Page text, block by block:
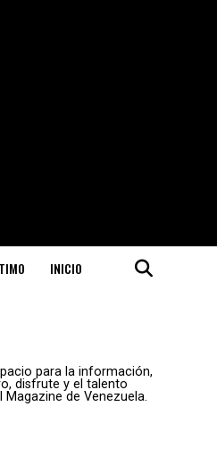
INICIO
para la información,
disfrute y el talento
de Venezuela.